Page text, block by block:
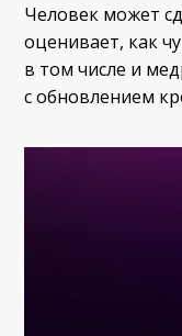
Человек может
оценивает, как
в том числе и
с обновлением